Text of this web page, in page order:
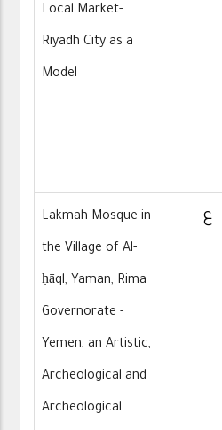
Local Market-
Riyadh City as a
Model
ع Lakmah Mosque in
the Village of Al-
ḥāql, Yaman, Rima
Governorate -
Yemen, an Artistic,
Archeological and
Archeological